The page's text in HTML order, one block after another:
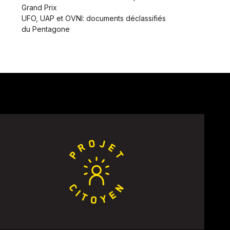
Grand Prix
UFO, UAP et OVNI: documents déclassifiés
du Pentagone